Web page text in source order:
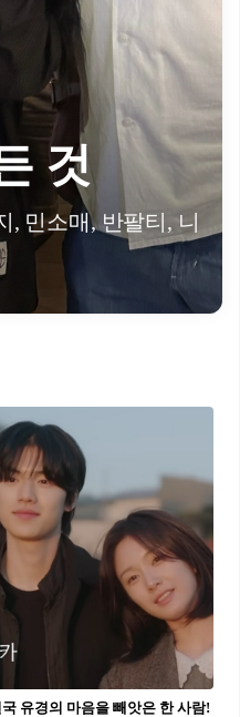
것
, 민소매, 반팔티, 니
국 유경의 마음을 빼앗은 한 사람!